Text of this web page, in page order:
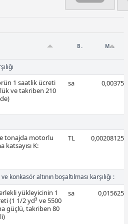
BIRIM MIKTAR
1 saatlik ücreti
ve takriben 210
sa 0,00375
tonajda motorlu
katsayısı K:
TL 0,00208125
konkasör altının boşaltılması karşılığı :
yükleyicinin 1
(1 1/2 yd³ ve 5500
güçlü, takriben 80
sa 0,015625